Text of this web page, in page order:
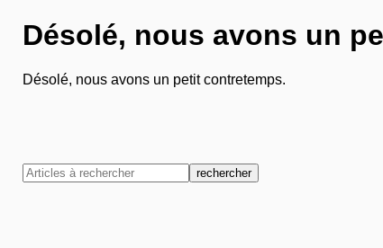
Désolé, nous avons un
Désolé, nous avons un petit contretemps.
rechercher